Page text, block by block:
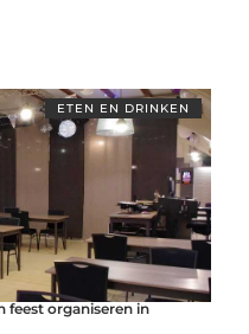
ETEN EN DRINKEN
feest organiseren in